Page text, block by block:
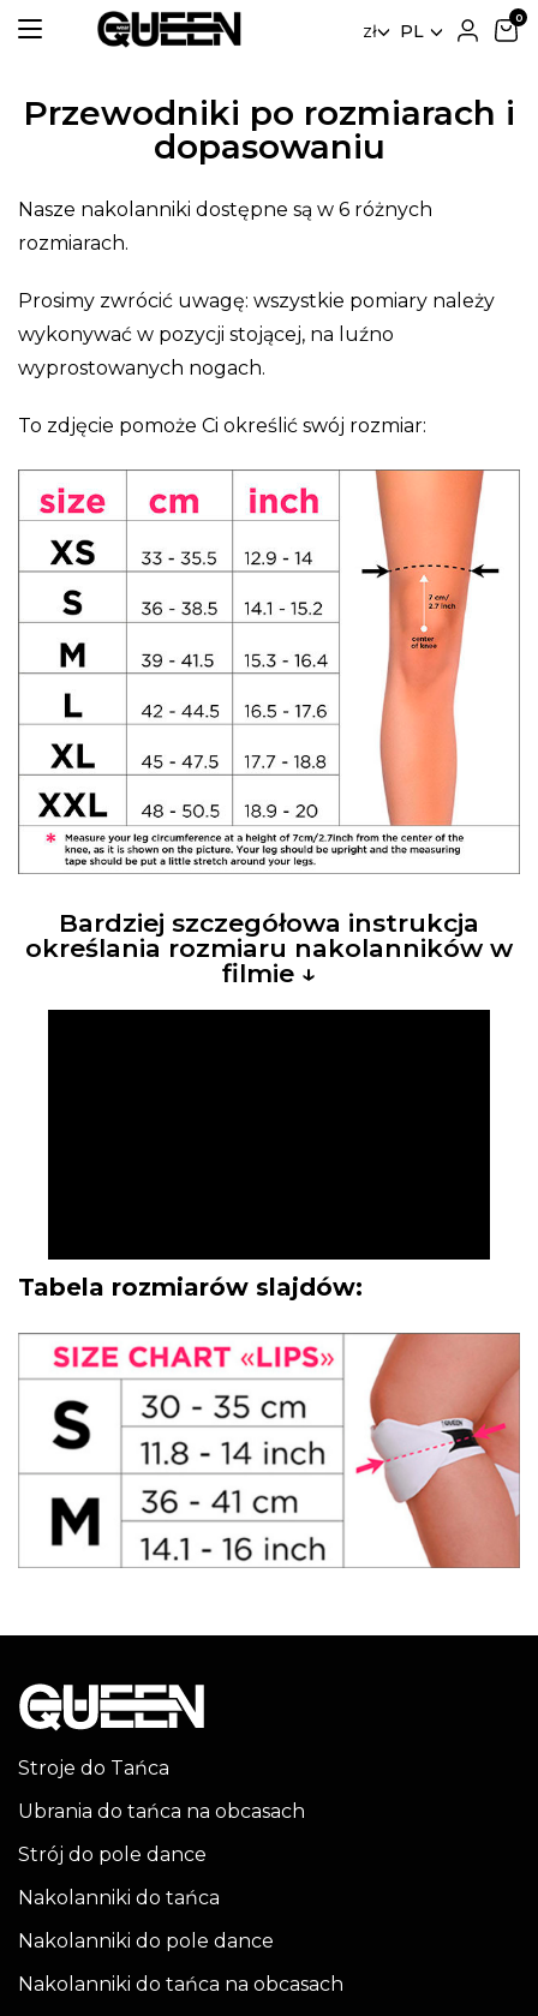
zł PL
Przewodniki po rozmiarach i
dopasowaniu
Nasze nakolanniki dostępne są w 6 różnych
rozmiarach.
Prosimy zwrócić uwagę: wszystkie pomiary należy
wykonywać w pozycji stojącej, na luźno
wyprostowanych nogach.
To zdjęcie pomoże Ci określić swój rozmiar:
Bardziej szczegółowa instrukcja
określania rozmiaru nakolanników w
filmie ↓
Tabela rozmiarów slajdów:
Stroje do Tańca
Ubrania do tańca na obcasach
Strój do pole dance
Nakolanniki do tańca
Nakolanniki do pole dance
Nakolanniki do tańca na obcasach